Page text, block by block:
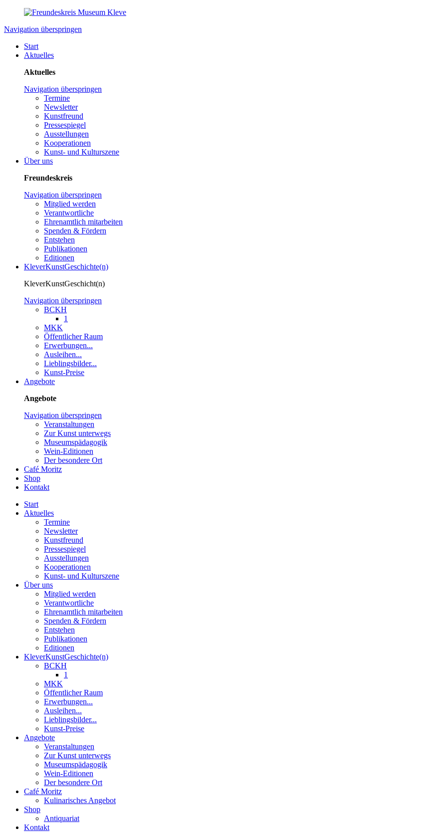
Navigation überspringen
Start
Aktuelles
Aktuelles
Navigation überspringen
Termine
Newsletter
Kunstfreund
Pressespiegel
Ausstellungen
Kooperationen
Kunst- und Kulturszene
Über uns
Freundeskreis
Navigation überspringen
Mitglied werden
Verantwortliche
Ehrenamtlich mitarbeiten
Spenden & Fördern
Entstehen
Publikationen
Editionen
KleverKunstGeschichte(n)
KleverKunstGeschicht(n)
Navigation überspringen
BCKH
1
MKK
Öffentlicher Raum
Erwerbungen...
Ausleihen...
Lieblingsbilder...
Kunst-Preise
Angebote
Angebote
Navigation überspringen
Veranstaltungen
Zur Kunst unterwegs
Museumspädagogik
Wein-Editionen
Der besondere Ort
Café Moritz
Shop
Kontakt
Start
Aktuelles
Termine
Newsletter
Kunstfreund
Pressespiegel
Ausstellungen
Kooperationen
Kunst- und Kulturszene
Über uns
Mitglied werden
Verantwortliche
Ehrenamtlich mitarbeiten
Spenden & Fördern
Entstehen
Publikationen
Editionen
KleverKunstGeschichte(n)
BCKH
1
MKK
Öffentlicher Raum
Erwerbungen...
Ausleihen...
Lieblingsbilder...
Kunst-Preise
Angebote
Veranstaltungen
Zur Kunst unterwegs
Museumspädagogik
Wein-Editionen
Der besondere Ort
Café Moritz
Kulinarisches Angebot
Shop
Antiquariat
Kontakt